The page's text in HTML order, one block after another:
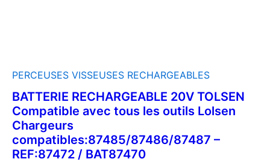
PERCEUSES VISSEUSES RECHARGEABLES
BATTERIE RECHARGEABLE 20V TOLSEN
Compatible avec tous les outils Lolsen
Chargeurs
compatibles:87485/87486/87487 –
REF:87472 / BAT87470